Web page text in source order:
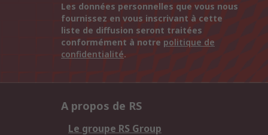
Les données personnelles que vous nous
fournissez en vous inscrivant à cette
liste de diffusion seront traitées
conformément à notre politique de
confidentialité.
A propos de RS
Le groupe RS Group